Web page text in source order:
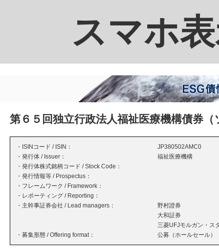
スマホ
第６５回独立行政法人福祉医療機構債券
・ISINコード / ISIN：
JP380502AMC0
・発行体 / Issuer：
福祉医療機構
・発行体株式銘柄コード / Stock Code：
・発行情報等 / Prospectus：
・フレームワーク / Framework：
・レポーティング / Reporting：
・主幹事証券会社 / Lead managers：
野村證券
大和証券
三菱UFJモルガン・ス
・募集形態 / Offering format：
公募（ホールセール）